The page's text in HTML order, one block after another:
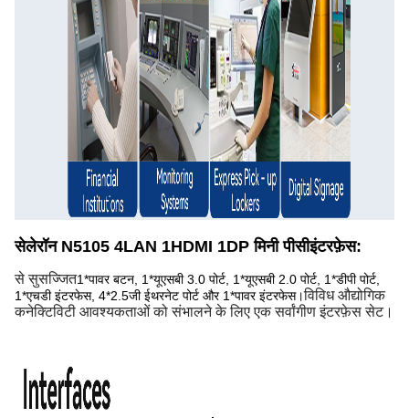
सेलेरॉन N5105 4LAN 1HDMI 1DP मिनी पीसीइंटरफ़ेस:
से सुसज्जित1*पावर बटन, 1*यूएसबी 3.0 पोर्ट, 1*यूएसबी 2.0 पोर्ट, 1*डीपी पोर्ट,
1*एचडी इंटरफेस, 4*2.5जी ईथरनेट पोर्ट और 1*पावर इंटरफेस।विविध औद्योगिक
कनेक्टिविटी आवश्यकताओं को संभालने के लिए एक सर्वांगीण इंटरफ़ेस सेट।